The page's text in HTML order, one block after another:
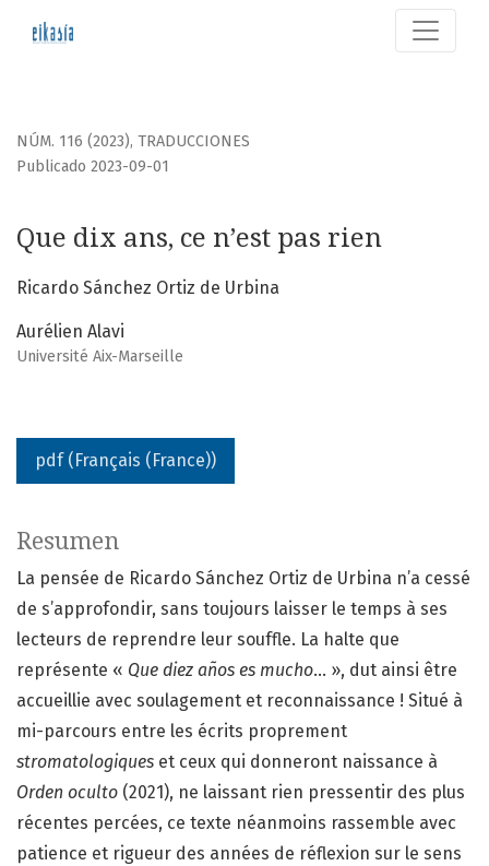
NÚM. 116 (2023), TRADUCCIONES
Que dix ans, ce n’est pas rien
Publicado 2023-09-01
Ricardo Sánchez Ortiz de Urbina
Aurélien Alavi
Université Aix-Marseille
pdf (Français (France))
Resumen
La pensée de Ricardo Sánchez Ortiz de Urbina n’a cessé
de s’approfondir, sans toujours laisser le temps à ses
lecteurs de reprendre leur souffle. La halte que
représente « Que diez años es mucho… », dut ainsi être
accueillie avec soulagement et reconnaissance ! Situé à
mi-parcours entre les écrits proprement
stromatologiques et ceux qui donneront naissance à
Orden oculto (2021), ne laissant rien pressentir des plus
récentes percées, ce texte néanmoins rassemble avec
patience et rigueur des années de réflexion sur le sens